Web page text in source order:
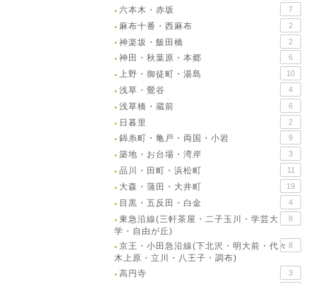
● 六本木・赤坂 7
● 麻布十番・西麻布 2
● 神楽坂・飯田橋 2
● 神田・秋葉原・本郷 6
● 上野・御徒町・湯島 10
● 浅草・鶯谷 4
● 浅草橋・蔵前 6
● 日暮里 2
● 錦糸町・亀戸・両国・小岩 9
● 築地・お台場・湾岸 3
● 品川・田町・浜松町 11
● 大森・蒲田・大井町 19
● 目黒・五反田・白金 4
● 東急沿線(三軒茶屋・二子玉川・学芸大
学・自由が丘)
8
● 京王・小田急沿線(下北沢・明大前・代々
木上原・立川・八王子・調布)
8
● 高円寺 3